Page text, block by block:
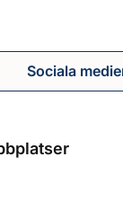
civilt försvar på
Sociala